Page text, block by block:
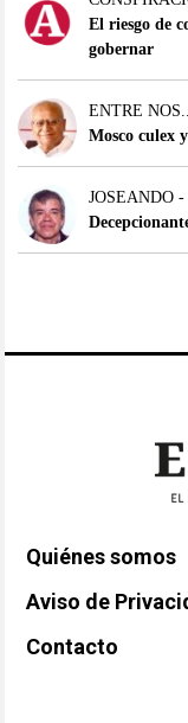
El riesgo de
gobernar
ENTRE
Mosco culex
JOSEANDO -
Quiénes somos
Aviso de
Contacto